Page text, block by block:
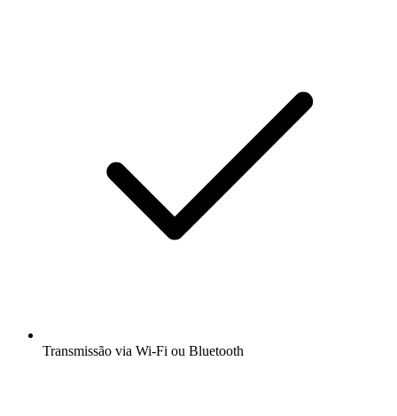
Transmissão via Wi-Fi ou Bluetooth